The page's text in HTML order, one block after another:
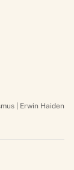
| Erwin Haiden